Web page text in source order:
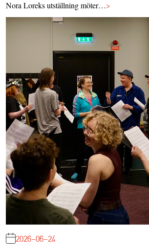
Nora Loreks utställning möter…>
2026-06-24